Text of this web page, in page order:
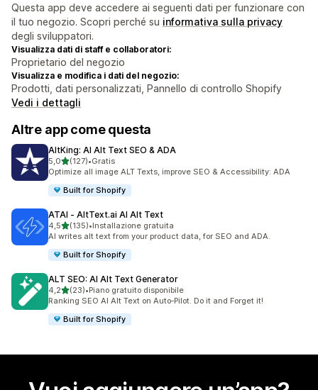
Questa app deve accedere ai seguenti dati per funzionare con
il tuo negozio. Scopri perché su informativa sulla privacy
degli sviluppatori.
Visualizza dati di staff e collaboratori:
Proprietario del negozio
Visualizza e modifica i dati del negozio:
Prodotti, dati personalizzati, Pannello di controllo Shopify
Vedi i dettagli
Altre app come questa
AltKing: AI Alt Text SEO & ADA
5,0stelle su 5
(127)
127 recensioni totali
•Gratis
Optimize all image ALT Texts, improve SEO & Accessibility: ADA
Built for Shopify
ATAI ‑ AltText.ai AI Alt Text
4,5stelle su 5
(135)
135 recensioni totali
•Installazione gratuita
AI writes alt text from your product data, for SEO and ADA.
Built for Shopify
ALT SEO: AI Alt Text Generator
4,2stelle su 5
(23)
23 recensioni totali
•Piano gratuito disponibile
Ranking SEO AI Alt Text on Auto‑Pilot. Do it and Forget it!
Built for Shopify